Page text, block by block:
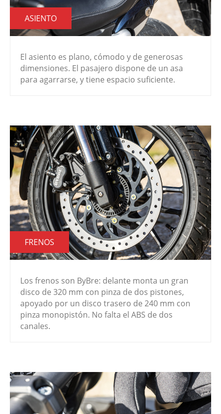
ASIENTO
El asiento es plano, cómodo y de generosas
dimensiones. El pasajero dispone de un asa
para agarrarse, y tiene espacio suficiente.
FRENOS
Los frenos son ByBre: delante monta un gran
disco de 320 mm con pinza de dos pistones,
apoyado por un disco trasero de 240 mm con
pinza monopistón. No falta el ABS de dos
canales.